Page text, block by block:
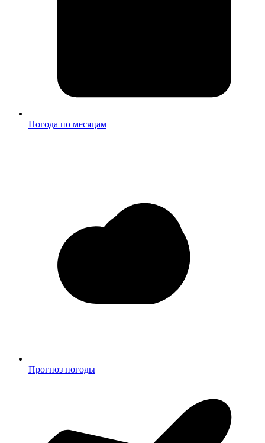
Погода по месяцам
Прогноз погоды